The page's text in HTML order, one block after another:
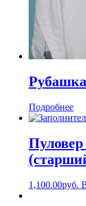
Подробнее
1,100.00руб.